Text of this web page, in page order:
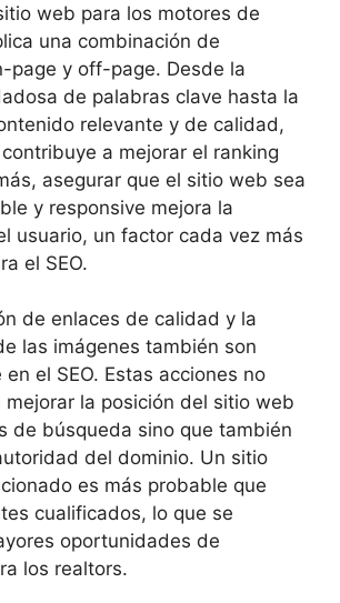
web para los motores de
una combinación de
page y off-page. Desde la
de palabras clave hasta la
relevante y de calidad,
a mejorar el ranking
asegurar que el sitio web sea
y responsive mejora la
usuario, un factor cada vez más
el SEO.
de enlaces de calidad y la
las imágenes también son
el SEO. Estas acciones no
mejorar la posición del sitio web
de búsqueda sino que también
del dominio. Un sitio
es más probable que
cualificados, lo que se
oportunidades de
los realtors.